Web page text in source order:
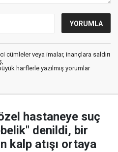
cümleler veya imalar, inançlara saldırı
harflerle yazılmış yorumlar
hastaneye suç
denildi, bir
kalp atışı ortaya